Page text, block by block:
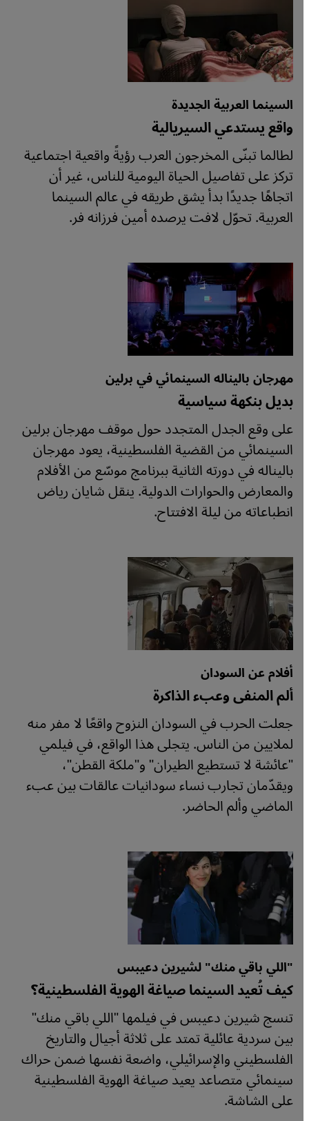
السينما العربية الجديدة
واقع يستدعي السيريالية
لطالما تبنّى المخرجون العرب رؤيةً واقعية اجتماعية
تركز على تفاصيل الحياة اليومية للناس، غير أن
اتجاهًا جديدًا بدأ يشق طريقه في عالم السينما
العربية. تحوّل لافت يرصده أمين فرزانه فر.
مهرجان باليناله السينمائي في برلين
بديل بنكهة سياسية
على وقع الجدل المتجدد حول موقف مهرجان برلين
السينمائي من القضية الفلسطينية، يعود مهرجان
باليناله في دورته الثانية ببرنامج موسّع من الأفلام
والمعارض والحوارات الدولية. ينقل شايان رياض
انطباعاته من ليلة الافتتاح.
أفلام عن السودان
ألم المنفى وعبء الذاكرة
جعلت الحرب في السودان النزوح واقعًا لا مفر منه
لملايين من الناس. يتجلى هذا الواقع، في فيلمي
"عائشة لا تستطيع الطيران" و"ملكة القطن"،
ويقدّمان تجارب نساء سودانيات عالقات بين عبء
الماضي وألم الحاضر.
"اللي باقي منك" لشيرين دعيبس
كيف تُعيد السينما صياغة الهوية الفلسطينية؟
تنسج شيرين دعيبس في فيلمها "اللي باقي منك"
بين سردية عائلية تمتد على ثلاثة أجيال والتاريخ
الفلسطيني والإسرائيلي، واضعة نفسها ضمن حراك
سينمائي متصاعد يعيد صياغة الهوية الفلسطينية
على الشاشة.